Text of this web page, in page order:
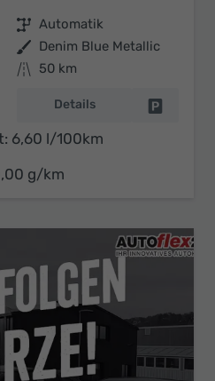
Getriebe Automatik
Außenfarbe Denim Blue Metallic
Kilometerstand 50 km
Details
6,60 l/100km
g/km